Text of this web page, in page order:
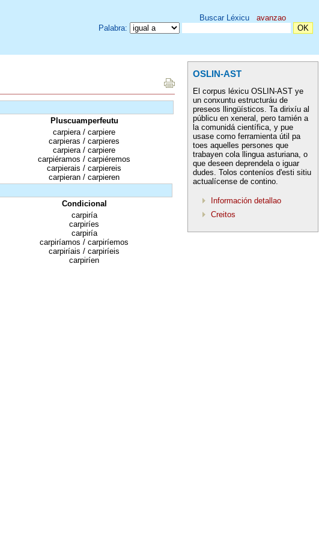
Buscar Léxicu avanzao
Palabra:
Pluscuamperfeutu
carpiera / carpiere
carpieras / carpieres
carpiera / carpiere
carpiéramos / carpiéremos
carpierais / carpiereis
carpieran / carpieren
Condicional
carpiría
carpiríes
carpiría
carpiríamos / carpiríemos
carpiríais / carpiríeis
carpiríen
OSLIN-AST
El corpus léxicu OSLIN-AST ye
un conxuntu estructuráu de
preseos llingüísticos. Ta dirixíu al
públicu en xeneral, pero tamién a
la comunidá científica, y pue
usase como ferramienta útil pa
toes aquelles persones que
trabayen cola llingua asturiana, o
que deseen deprendela o iguar
dudes. Tolos conteníos d'esti sitiu
actualícense de contino.
Información detallao
Creitos